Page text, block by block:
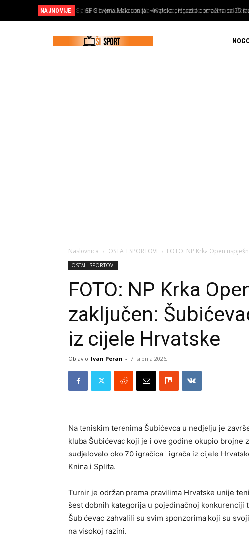
NAJNOVIJE
EP Sjeverna Makedonija: Hrvatska pregazila domaćina sa 55
poena
Naslovnica OSTALI SPORTOVI FOTO: NP Krka Open
OSTALI SPORTOVI
FOTO: NP Krka
zaključen:
iz cijele Hrvatske
Objavio Ivan Peran - 7. srpnja 2026.
Na teniskim terenima Šubićevca u nedjelju je
kluba Šubićevac koji je i ove godine okupio brojne
sudjelovalo oko 70 igračica i igrača iz cijele
Knina i Splita.
Turnir je održan prema pravilima Hrvatske unije
šest dobnih kategorija u pojedinačnoj konkurenciji
Šubićevac zahvalili su svim sponzorima koji su
na visokoj razini.